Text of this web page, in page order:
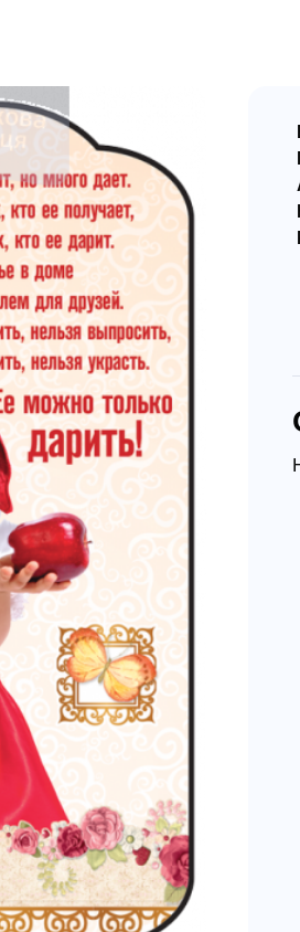
нашій
Книги
Лідерство
Нерелігійні
Церковні традиції
Публіцистика
Шлюб і сім`я
Здоров`я /